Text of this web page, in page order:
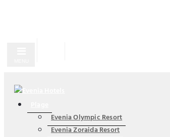
Evenia Olympic Resort
Evenia Zoraida Resort